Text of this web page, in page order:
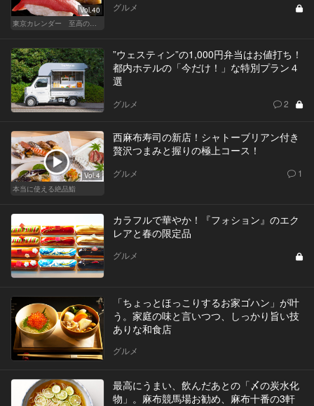
Vol.40
グルメ
”ウェスティン”の1,000円弁当はお値打ち！
都内ホテルの「今だけ！」な特別プラン４
選
グルメ 2
Vol.4
本当に使える絶品鮨
西麻布寿司の新店！シャトーブリアン付き
贅沢つまみと握りの極上コース！
グルメ 1
カラフルで華やか！『フォション』のエク
レアと春の限定品
グルメ
「ちょっとほっこりするお家ゴハン」が叶
う。家庭の味と言いつつ、しっかり旨い技
ありな和食店
グルメ
最高にうまい、飲んだあとの「〆の炭水化
物」。麻布競馬場お勧め、麻布十番の3軒